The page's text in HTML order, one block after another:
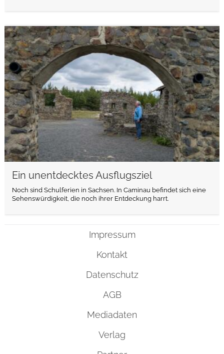
Ein unentdecktes Ausflugsziel
Noch sind Schulferien in Sachsen. In Caminau befindet sich eine
Sehenswürdigkeit, die noch ihrer Entdeckung harrt.
weiterlesen
Impressum
Kontakt
Datenschutz
AGB
Mediadaten
Verlag